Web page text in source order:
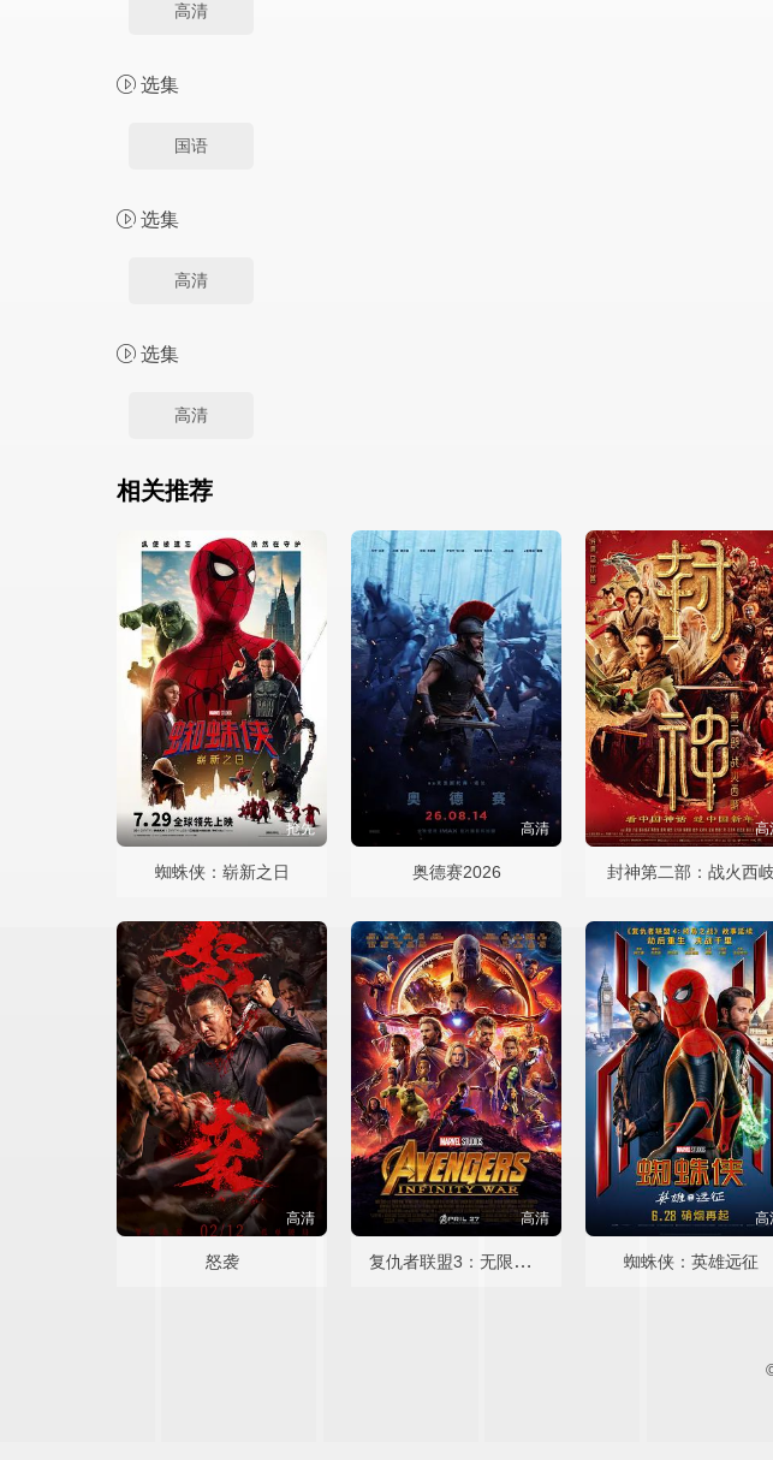
高清
选集
国语
选集
高清
选集
高清
相关推荐
抢先
蜘蛛侠：崭新之日
高清
奥德赛2026
高
封神第二部：战火西岐
高清
怒袭
高清
复仇者联盟3：无限战争
高
蜘蛛侠：英雄远征